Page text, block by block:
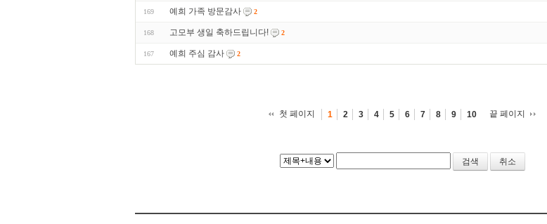
169 예희 가족 방문감사 2
168 고모부 생일 축하드립니다! 2
167 예희 주심 감사 2
첫 페이지 1 2 3 4 5 6 7 8 9 10 끝 페이지
취소